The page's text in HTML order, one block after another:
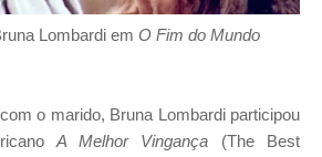
Lombardi em O Fim do Mundo
o marido, Bruna Lombardi participou
A Melhor Vingança (The Best